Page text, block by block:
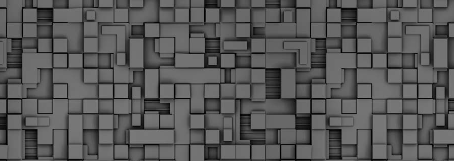
απολογισμό των δράσεων ελέγχου για τα ζώα συντροφιάς
το δίμηνο Ιανουαρίου – Φεβρουαρίου 2026 παρουσιάζει η
Αστυνομία Θεσσαλονίκης, με στόχο την προστασία των
και την ομαλή συμβίωση στην πόλη.
ΣτΕ: Οριστική απόρριψη της επαναφοράς του 13ου
και 14ου μισθού για τους δημοσίους υπαλλήλους
Με την απόφαση αυτή, το ΣτΕ απορρίπτει οριστικά τις
των δημοσίων υπαλλήλων για επαναφορά των
επικυρώνοντας την τρέχουσα κατάσταση παρά τις
της ΑΔΕΔΥ